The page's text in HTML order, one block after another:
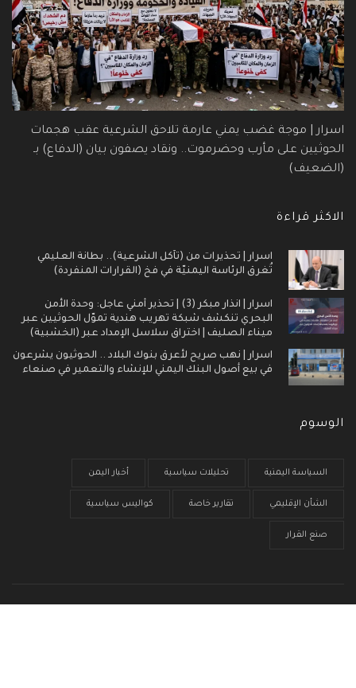
اسرار | موجة غضب يمني عارمة تلاحق الشرعية عقب هجمات
الحوثيين على مأرب وحضرموت.. ونقاد يصفون بيان (الدفاع) بـ
(الضعيف)
الاكثر قراءة
اسرار | تحذيرات من (تآكل الشرعية).. بطانة العليمي
تُغرق الرئاسة اليمنيّة في فخ (القرارات المنفردة)
اسرار | انذار مبكر (3) | تحذير أمني عاجل: وحدة الأمن
البحري تنكشف شبكة تهريب هندية تموّل الحوثيين عبر
ميناء الصليف | اختراق سلاسل الإمداد عبر (الخشبية)
اسرار | نهب صريح لأعرق بنوك البلاد .. الحوثيون يشرعون
في بيع أصول البنك اليمني للإنشاء والتعمير في صنعاء
الوسوم
السياسة اليمنية تحليلات سياسية أخبار اليمن
الشأن الإقليمي تقارير خاصة كواليس سياسية
صنع القرار